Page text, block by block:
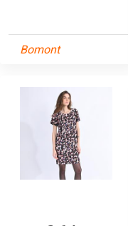
Bomont